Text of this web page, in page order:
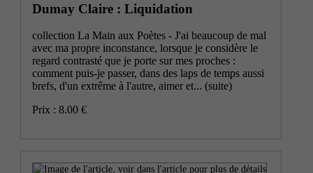
Dumay Claire : Liquidation
collection La Main aux Poètes - J'ai beaucoup de mal
avec ma propre inconstance, lorsque je considère le
regard contrasté que je porte sur mes proches :
comment puis-je passer, dans des laps de temps aussi
brefs, d'un extrême à l'autre, aimer et...(suite)
Prix : 8.00 €